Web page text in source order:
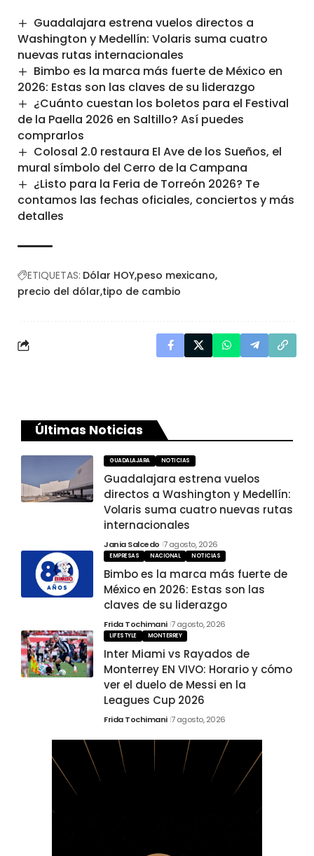
Guadalajara estrena vuelos directos a
Washington y Medellín: Volaris suma cuatro
nuevas rutas internacionales
Bimbo es la marca más fuerte de México en
2026: Estas son las claves de su liderazgo
¿Cuánto cuestan los boletos para el Festival
de la Paella 2026 en Saltillo? Así puedes
comprarlos
Colosal 2.0 restaura El Ave de los Sueños, el
mural símbolo del Cerro de la Campana
¿Listo para la Feria de Torreón 2026? Te
contamos las fechas oficiales, conciertos y más
detalles
ETIQUETAS: Dólar HOY peso mexicano
precio del dólar tipo de cambio
Últimas Noticias
GUADALAJARA NOTICIAS
Guadalajara estrena vuelos
directos a Washington y Medellín:
Volaris suma cuatro nuevas rutas
internacionales
Jania Salcedo 7 agosto, 2026
EMPRESAS NACIONAL NOTICIAS
Bimbo es la marca más fuerte de
México en 2026: Estas son las
claves de su liderazgo
Frida Tochimani 7 agosto, 2026
LIFESTYLE MONTERREY
Inter Miami vs Rayados de
Monterrey EN VIVO: Horario y cómo
ver el duelo de Messi en la
Leagues Cup 2026
Frida Tochimani 7 agosto, 2026